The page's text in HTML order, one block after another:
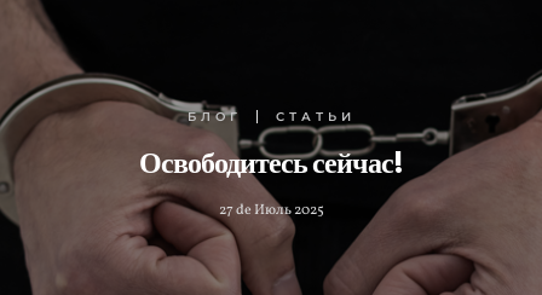
БЛОГ СТАТЬИ
Освободитесь сейчас!
27 de Июль 2025